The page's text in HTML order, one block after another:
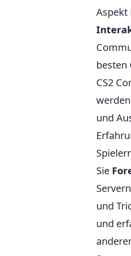
Aspekt
besten
CS2
und
Sie
und
und